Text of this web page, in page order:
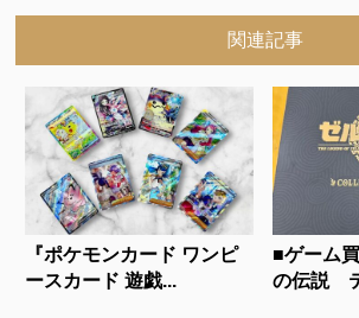
関連記事
『ポケモンカード ワンピ
ースカード 遊戯...
■ゲーム
の伝説